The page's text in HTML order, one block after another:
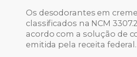
Os desodorantes em
classificados na NCM
acordo com a solução de
emitida pela receita federal.